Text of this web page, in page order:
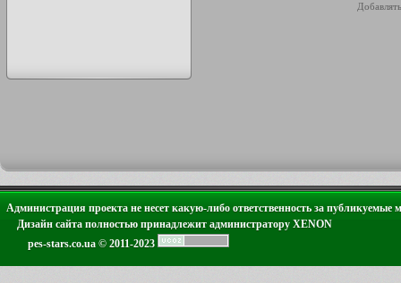
Администрация проекта не несет какую-либо ответственность за публикуемые
Дизайн сайта полностью принадлежит администратору XENON
pes-stars.co.ua © 2011-2023